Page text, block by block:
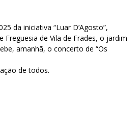
da iniciativa “Luar D’Agosto”,
Freguesia de Vila de Frades, o jardim
amanhã, o concerto de “Os
de todos.